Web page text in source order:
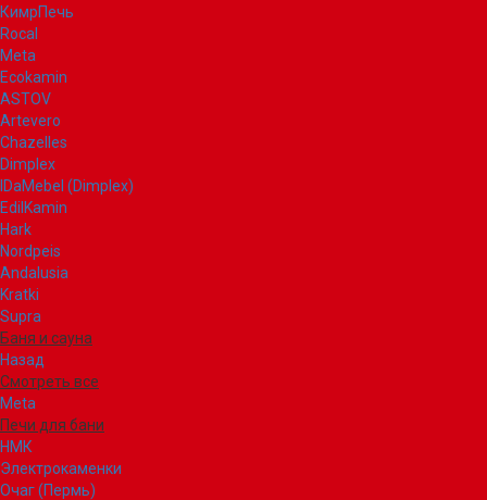
КимрПечь
Rocal
Meta
Ecokamin
ASTOV
Artevero
Chazelles
Dimplex
IDaMebel (Dimplex)
EdilKamin
Hark
Nordpeis
Andalusia
Kratki
Supra
Баня и сауна
Назад
Смотреть все
Meta
Печи для бани
НМК
Электрокаменки
Очаг (Пермь)